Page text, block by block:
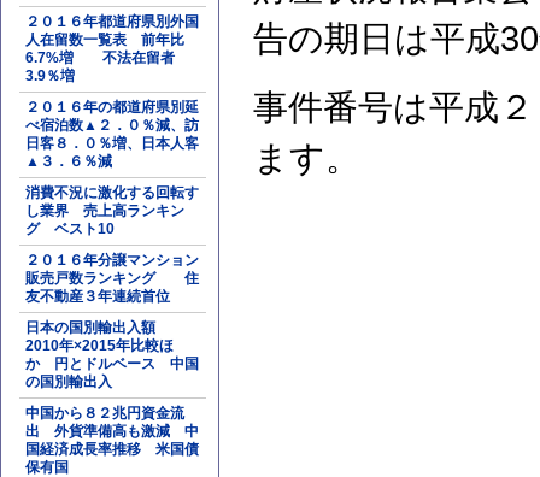
２０１６年都道府県別外国
人在留数一覧表 前年比
6.7%増 不法在留者
3.9％増
２０１６年の都道府県別延
べ宿泊数▲２．０％減、訪
日客８．０％増、日本人客
▲３．６％減
消費不況に激化する回転す
し業界 売上高ランキン
グ ベスト10
２０１６年分譲マンション
販売戸数ランキング 住
友不動産３年連続首位
日本の国別輸出入額
2010年×2015年比較ほ
か 円とドルベース 中国
の国別輸出入
中国から８２兆円資金流
出 外貨準備高も激減 中
国経済成長率推移 米国債
保有国
告の期日は平成
事件番号は平成
ます。